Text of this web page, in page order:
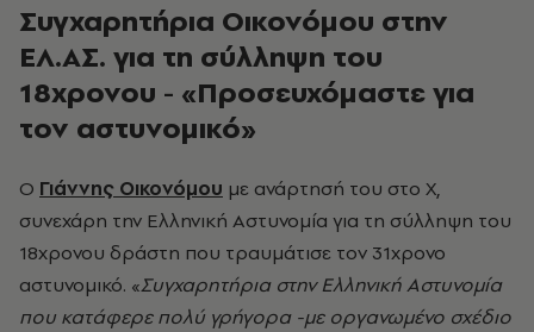
Συγχαρητήρια Οικονόμου στην
ΕΛ.ΑΣ. για τη σύλληψη του
18χρονου - «Προσευχόμαστε για
τον αστυνομικό»
Ο Γιάννης Οικονόμου με ανάρτησή του στο Χ,
συνεχάρη την Ελληνική Αστυνομία για τη σύλληψη του
18χρονου δράστη που τραυμάτισε τον 31χρονο
αστυνομικό. «Συγχαρητήρια στην Ελληνική Αστυνομία
που κατάφερε πολύ γρήγορα -με οργανωμένο σχέδιο